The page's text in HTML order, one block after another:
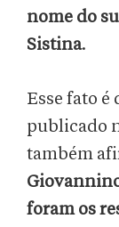
nome do
Sistina.
Esse fato
publicado
também
foram os